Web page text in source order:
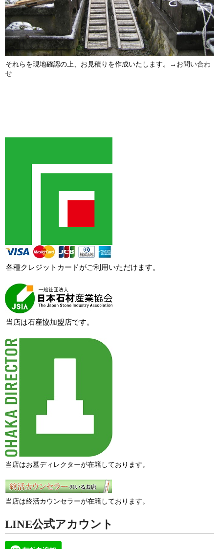
それらを現地確認の上、お見積りを作成いたします。→ お問い合わ
せ
各種クレジットカードがご利用いただけます。
当店は石産協加盟店です。
当店はお墓ディレクターが在籍しております。
当店は終活カウンセラーが在籍しております。
LINE公式アカウント